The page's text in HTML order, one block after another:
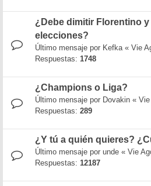
¿Debe dimitir Florentino
elecciones?
Último mensaje por Kefka« Vie
Respuestas: 1748
¿Champions o Liga?
Último mensaje por Dovakin «
Respuestas: 289
¿Y tú a quién quieres?
Último mensaje por unde « Vie
Respuestas: 12187